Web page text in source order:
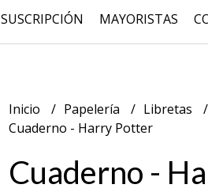
SUSCRIPCIÓN MAYORISTAS
Inicio Papelería
Libretas
Cuaderno - Harry Potter
Cuaderno -